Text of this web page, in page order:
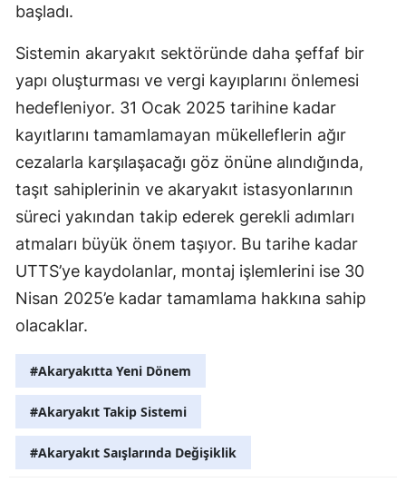
Yozgat
Zonguldak
Aksaray
Bayburt
Karaman
Kırıkkale
Batman
başladı.
Sistemin akaryakıt sektöründe daha şeffaf bir
yapı oluşturması ve vergi kayıplarını önlemesi
hedefleniyor. 31 Ocak 2025 tarihine kadar
kayıtlarını tamamlamayan mükelleflerin ağır
cezalarla karşılaşacağı göz önüne alındığında,
taşıt sahiplerinin ve akaryakıt istasyonlarının
süreci yakından takip ederek gerekli adımları
atmaları büyük önem taşıyor. Bu tarihe kadar
UTTS’ye kaydolanlar, montaj işlemlerini ise 30
Nisan 2025’e kadar tamamlama hakkına sahip
olacaklar.
#Akaryakıtta Yeni Dönem
#Akaryakıt Takip Sistemi
#Akaryakıt Saışlarında Değişiklik